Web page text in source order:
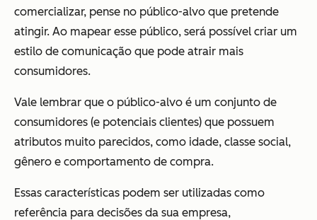
comercializar, pense no público-alvo que pretende
atingir. Ao mapear esse público, será possível criar um
estilo de comunicação que pode atrair mais
consumidores.
Vale lembrar que o público-alvo é um conjunto de
consumidores (e potenciais clientes) que possuem
atributos muito parecidos, como idade, classe social,
gênero e comportamento de compra.
Essas características podem ser utilizadas como
referência para decisões da sua empresa,